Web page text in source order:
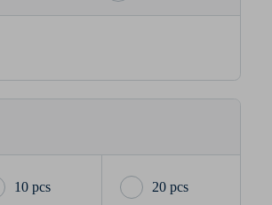
10 pcs 20 pcs